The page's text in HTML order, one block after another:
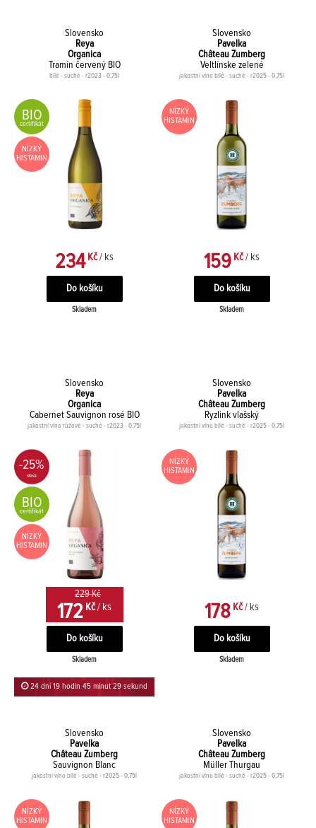
Slovensko
Reya
Organica
Tramín červený BIO
bílé - suché - r2023 - 0,75l
BIO
certifikát
NÍZKÝ
HISTAMIN
234 Kč / ks
Skladem
Slovensko
Pavelka
Château Zumberg
Veltlínske zelené
jakostní víno bílé - suché - r2025 - 0,75l
NÍZKÝ
HISTAMIN
159 Kč / ks
Skladem
Slovensko
Reya
Organica
Cabernet Sauvignon rosé BIO
jakostní víno růžové - suché - r2023 - 0,75l
-25%
BIO
certifikát
NÍZKÝ
HISTAMIN
229 Kč
172 Kč / ks
Skladem
24 dní 19 hodin 45 minut 29 sekund
Slovensko
Pavelka
Château Zumberg
Ryzlink vlašský
jakostní víno bílé - suché - r2025 - 0,75l
NÍZKÝ
HISTAMIN
178 Kč / ks
Skladem
Slovensko
Pavelka
Château Zumberg
Sauvignon Blanc
jakostní víno bílé - suché - r2025 - 0,75l
NÍZKÝ
HISTAMIN
Slovensko
Pavelka
Château Zumberg
Müller Thurgau
jakostní víno bílé - suché - r2025 - 0,75l
NÍZKÝ
HISTAMIN